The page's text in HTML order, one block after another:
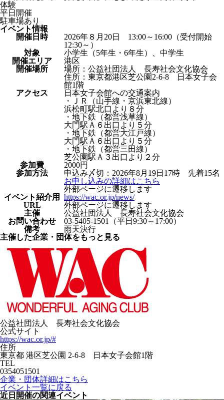
体験
平日開催
駐車場あり
イベント情報
開催日時
2026年８月20日 13:00～16:00（受付開始
12:30～）
対象
小学生（5年生・6年生）、中学生
開催エリア
港区
開催場所
場所：公益社団法人 長寿社会文化協会
住所：東京都港区芝公園2-6-8 日本女子会
館1階
アクセス
日本女子会館への交通案内
・ＪＲ（山手線・京浜東北線）
浜松町駅北口より８分
・地下鉄（都営浅草線）
大門駅Ａ６出口より５分
・地下鉄（都営大江戸線）
大門駅Ａ６出口より５分
・地下鉄（都営三田線）
芝公園駅Ａ３出口より２分
参加費
2000円
参加方法
申込み〆切：2026年8月19日17時 先着15名
お申し込みの詳細はこちら
外部ページに遷移します
イベント紹介⽤
URL
https://wac.or.jp/news/
外部ページに遷移します
主催
公益社団法人 長寿社会文化協会
お問い合わせ
03-5405-1501（平日9:30～17:00）
備考
雨天決行
主催した企業・団体をもっと見る
公益社団法人 長寿社会文化協会
公式サイト
https://wac.or.jp/#
住所
東京都 港区芝公園 2-6-8 日本女子会館1階
TEL
0354051501
企業・団体詳細はこちら
イベント一覧に戻る
近日開催の関連イベント